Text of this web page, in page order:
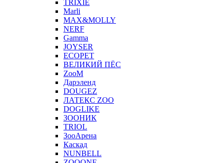
TRIXIE
Marli
MAX&MOLLY
NERF
Gamma
JOYSER
ECOPET
ВЕЛИКИЙ ПЁС
ZooM
Дарэленд
DOUGEZ
ЛАТЕКС ZOO
DOGLIKE
ЗООНИК
TRIOL
ЗооАрена
Каскад
NUNBELL